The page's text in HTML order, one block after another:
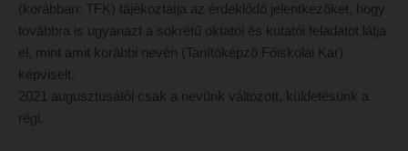
Repozitórium
Kollégiumok
Nagykőrösi Kollégium
Óbudai Diákhotel
Kutatástámogatás, láthatóság
Online adatbázisok
MTMT
(korábban: TFK) tájékoztatja az érdeklődő jelentkezőket, hogy
továbbra is ugyanazt a sokrétű oktatói és kutatói feladatot látja
el, mint amit korábbi nevén (Tanítóképző Főiskolai Kar)
képviselt.
2021 augusztusától csak a nevünk változott, küldetésünk a
régi.